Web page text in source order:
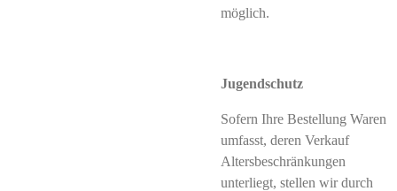
möglich.
Jugendschutz
Sofern Ihre Bestellung Waren
umfasst, deren Verkauf
Altersbeschränkungen
unterliegt, stellen wir durch